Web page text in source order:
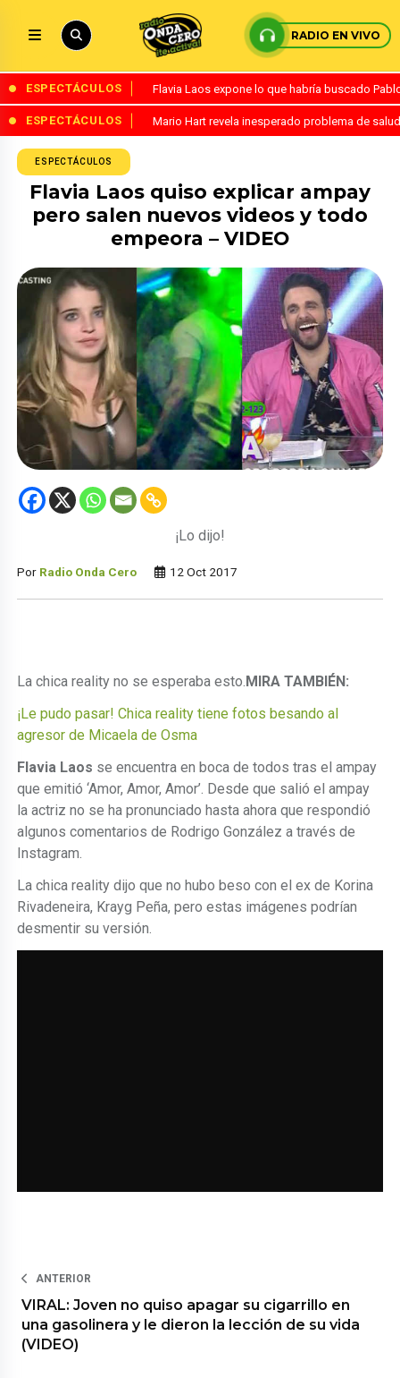
RADIO EN VIVO
ESPECTÁCULOS Flavia Laos expone lo que habría buscado
ESPECTÁCULOS Mario Hart revela inesperado problema de
ESPECTÁCULOS
Flavia Laos quiso explicar ampay
pero salen nuevos videos y todo
empeora – VIDEO
¡Lo dijo!
Por Radio Onda Cero 12 Oct 2017
La chica reality no se esperaba esto. MIRA TAMBIÉN:
¡Le pudo pasar! Chica reality tiene fotos besando al
agresor de Micaela de Osma
Flavia Laos se encuentra en boca de todos tras el ampay
que emitió ‘Amor, Amor, Amor’. Desde que salió el ampay
la actriz no se ha pronunciado hasta ahora que respondió
algunos comentarios de Rodrigo González a través de
Instagram.
La chica reality dijo que no hubo beso con el ex de Korina
Rivadeneira, Krayg Peña, pero estas imágenes podrían
desmentir su versión.
ANTERIOR
VIRAL: Joven no quiso apagar su cigarrillo en
una gasolinera y le dieron la lección de su vida
(VIDEO)